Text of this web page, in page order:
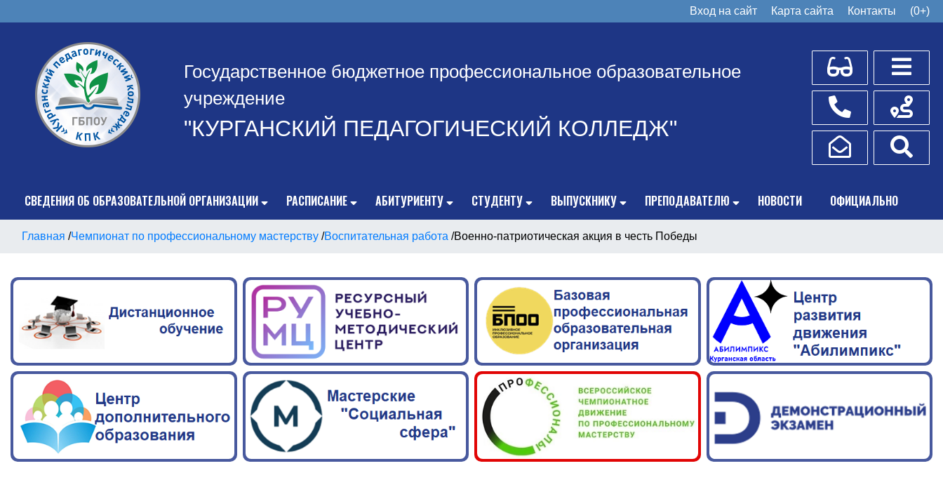
Вход на сайт Карта сайта Контакты (0+)
Государственное бюджетное профессиональное образовательное
учреждение
"КУРГАНСКИЙ ПЕДАГОГИЧЕСКИЙ КОЛЛЕДЖ"
Для слабовидящих
Телефоны
Написать обращение
Схема
СВЕДЕНИЯ ОБ ОБРАЗОВАТЕЛЬНОЙ ОРГАНИЗАЦИИ РАСПИСАНИЕ АБИТУРИЕНТУ СТУДЕНТУ ВЫПУСКНИКУ ПРЕПОДАВАТЕЛЮ НОВОСТИ ОФИЦИАЛЬНО
Главная /Чемпионат по профессиональному мастерству /Воспитательная работа /Военно-патриотическая акция в честь Победы